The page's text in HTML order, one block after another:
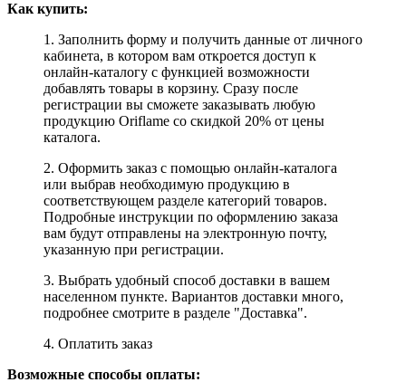
Как купить:
1. Заполнить форму и получить данные от личного
кабинета, в котором вам откроется доступ к
онлайн-каталогу с функцией возможности
добавлять товары в корзину. Сразу после
регистрации вы сможете заказывать любую
продукцию Oriflame со скидкой 20% от цены
каталога.
2. Оформить заказ с помощью онлайн-каталога
или выбрав необходимую продукцию в
соответствующем разделе категорий товаров.
Подробные инструкции по оформлению заказа
вам будут отправлены на электронную почту,
указанную при регистрации.
3. Выбрать удобный способ доставки в вашем
населенном пункте. Вариантов доставки много,
подробнее смотрите в разделе "Доставка".
4. Оплатить заказ
Возможные способы оплаты: